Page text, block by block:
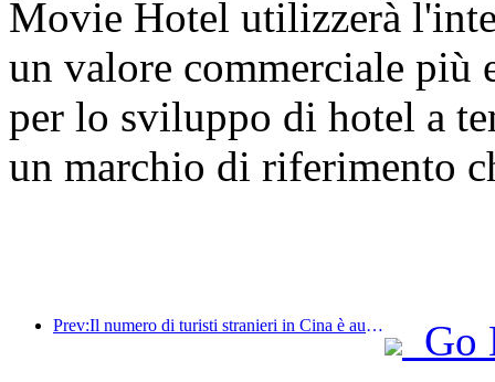
Movie Hotel utilizzerà
un valore commerciale più
per lo sviluppo di hotel a
un marchio di riferimento
Prev:Il numero di turisti stranieri in Cina è aumentato del 40% nel primo trimestre
Go